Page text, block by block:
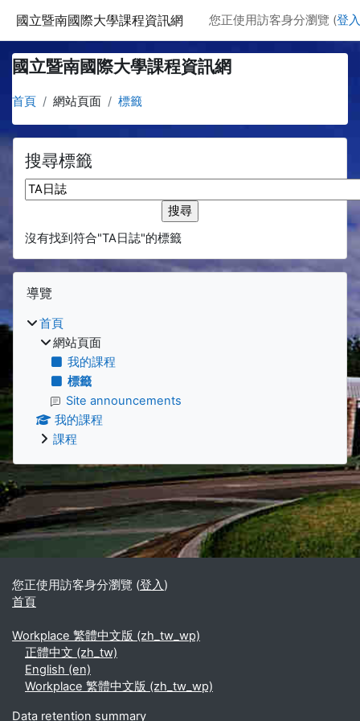
國立暨南國際大學課程資訊網 您正使用訪客身分瀏覽 (登入
國立暨南國際大學課程資訊網
首頁 網站頁面 標籤
搜尋標籤
搜尋標籤
沒有找到符合"TA日誌"的標籤
區塊
跳過 導覽
導覽
首頁
網站頁面
我的課程
標籤
Site announcements
我的課程
課程
補充內容區塊
您正使用訪客身分瀏覽 (登入)
首頁
Workplace 繁體中文版 ‎(zh_tw_wp)‎
正體中文 ‎(zh_tw)‎
English ‎(en)‎
Workplace 繁體中文版 ‎(zh_tw_wp)‎
Data retention summary